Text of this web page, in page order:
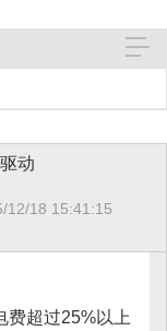
动
12/18 15:41:15
超过25%以上